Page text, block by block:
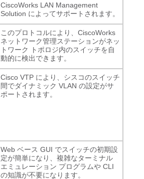
CiscoWorks LAN Management
Solution によってサポートされます。
このプロトコルにより、CiscoWorks
ネットワーク管理ステーションがネッ
トワーク トポロジ内のスイッチを自
動的に検出できます。
Cisco VTP により、シスコのスイッチ
間でダイナミック VLAN の設定がサ
ポートされます。
Web ベース GUI でスイッチの初期設
定が簡単になり、複雑なターミナル
エミュレーション プログラムや CLI
の知識が不要になります。